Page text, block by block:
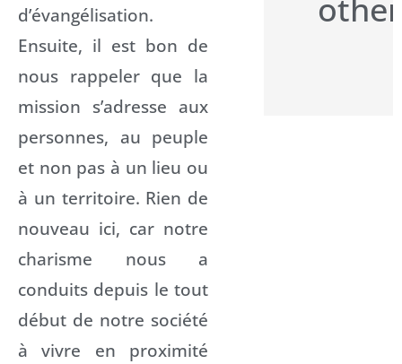
d’évangélisation.
Ensuite, il est bon de
nous rappeler que la
mission s’adresse aux
personnes, au peuple
et non pas à un lieu ou
à un territoire. Rien de
nouveau ici, car notre
charisme nous a
conduits depuis le tout
début de notre société
à vivre en proximité